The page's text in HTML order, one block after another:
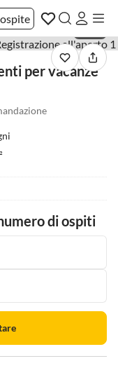
per vacanze
di ospiti